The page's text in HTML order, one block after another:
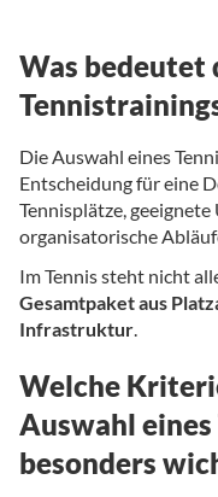
Was bedeutet
Die Auswahl eines
Entscheidung für eine
Tennisplätze,
organisatorische
Im Tennis steht nicht
Gesamtpaket aus
Infrastruktur.
Welche
Auswahl
besonders